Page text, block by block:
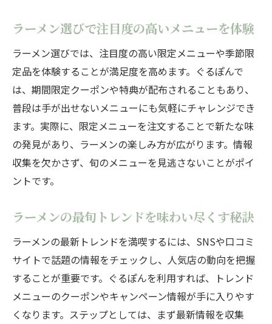
ラーメン選びで注目度の高いメニューを体験
ラーメン選びでは、注目度の高い限定メニューや季節限
定品を体験することが満足度を高めます。ぐるぽんで
は、期間限定クーポンや特典が配布されることもあり、
普段は手が出せないメニューにも気軽にチャレンジでき
ます。実際に、限定メニューを注文することで新たな味
の発見があり、ラーメンの楽しみ方が広がります。情報
収集を欠かさず、旬のメニューを見逃さないことがポイ
ントです。
ラーメンの最旬トレンドを味わい尽くす秘訣
ラーメンの最新トレンドを満喫するには、SNSや口コミ
サイトで話題の情報をチェックし、人気店の動向を把握
することが重要です。ぐるぽんを利用すれば、トレンド
メニューのクーポンやキャンペーン情報が手に入りやす
くなります。ステップとしては、まず最新情報を収集